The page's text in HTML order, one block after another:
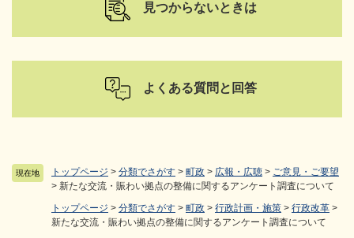
現在地 トップページ > 分類でさがす > 町政 > 広報・広聴 > ご意見・ご要望
> 新たな交流・賑わい拠点の整備に関するアンケート調査について
トップページ > 分類でさがす > 町政 > 行政計画・施策 > 行政改革 >
新たな交流・賑わい拠点の整備に関するアンケート調査について
見つからないときは
よくある質問と回答